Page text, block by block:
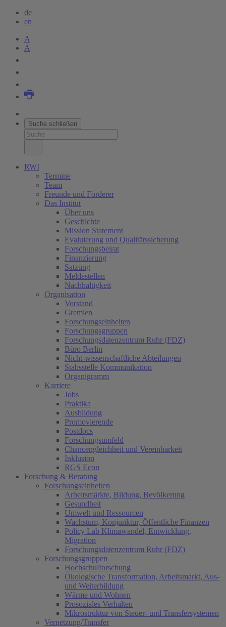
de
en
A
A
Suche schließen
RWI
Termine
Team
Freunde und Förderer
Das Institut
Über uns
Geschichte
Mission Statement
Evaluierung und Qualitätssicherung
Forschungsbeirat
Finanzierung
Satzung
Meldestellen
Nachhaltigkeit
Organisation
Vorstand
Gremien
Forschungseinheiten
Forschungsgruppen
Forschungsdatenzentrum Ruhr (FDZ)
Büro Berlin
Nicht-wissenschaftliche Abteilungen
Stabsstelle Kommunikation
Organigramm
Karriere
Jobs
Praktika
Ausbildung
Promovierende
Postdocs
Forschungsumfeld
Chancengleichheit und Vereinbarkeit
Inklusion
RGS Econ
Forschung & Beratung
Forschungseinheiten
Arbeitsmärkte, Bildung, Bevölkerung
Gesundheit
Umwelt und Ressourcen
Wachstum, Konjunktur, Öffentliche Finanzen
Policy Lab Klimawandel, Entwicklung,
Migration
Forschungsdatenzentrum Ruhr (FDZ)
Forschungsgruppen
Hochschulforschung
Ökologische Transformation, Arbeitsmarkt, Aus-
und Weiterbildung
Wärme und Wohnen
Prosoziales Verhalten
Mikrostruktur von Steuer- und Transfersystemen
Vernetzung/Transfer